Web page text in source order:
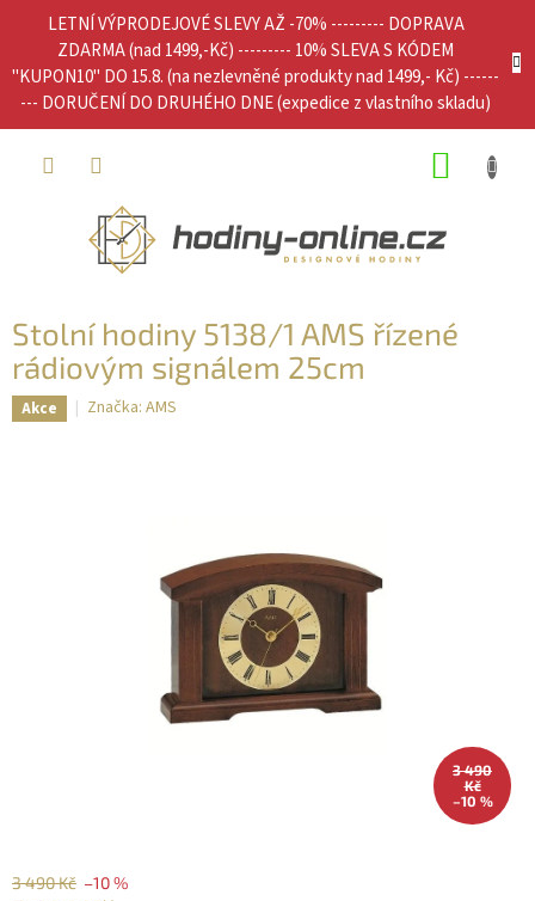
LETNÍ VÝPRODEJOVÉ SLEVY AŽ -70% --------- DOPRAVA
ZDARMA (nad 1499,-Kč) --------- 10% SLEVA S KÓDEM
"KUPON10" DO 15.8. (na nezlevněné produkty nad 1499,- Kč) ------
--- DORUČENÍ DO DRUHÉHO DNE (expedice z vlastního skladu)
Stolní hodiny 5138/1 AMS řízené
rádiovým signálem 25cm
Akce Značka: AMS
3 490
Kč
–10 %
3 490 Kč –10 %